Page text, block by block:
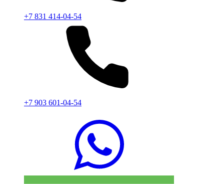
+7 831 414-04-54
+7 903 601-04-54